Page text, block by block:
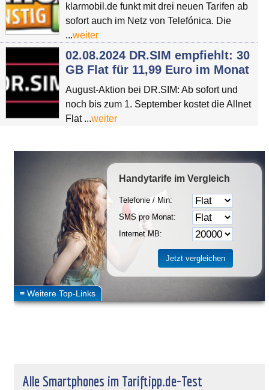
klarmobil.de funkt mit drei neuen Tarifen ab
sofort auch im Netz von Telefónica. Die
...weiter
02.08.2024 DR.SIM empfiehlt: 30
GB Flat für 11,99 Euro im Monat
August-Aktion bei DR.SIM: Ab sofort und
noch bis zum 1. September kostet die Allnet
Flat ...weiter
Handytarife im Vergleich
Telefonie / Min:
SMS pro Monat:
Internet MB:
Alle Smartphones im Tariftipp.de-Test